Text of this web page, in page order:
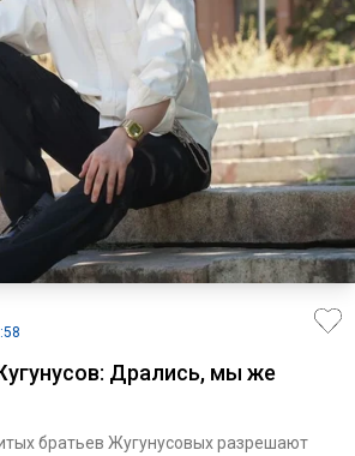
Дрались, мы же
братьев Жугунусовых разрешают